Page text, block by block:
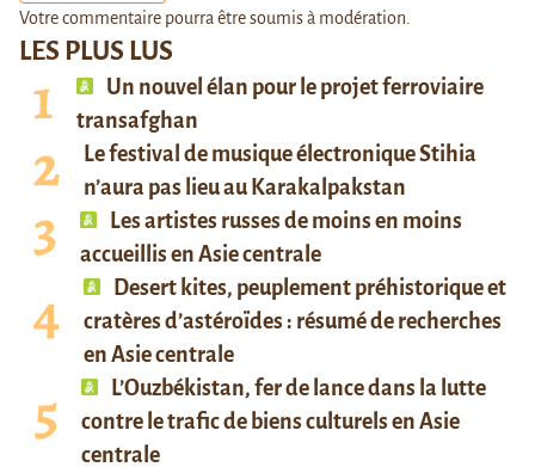
LES PLUS LUS
Un nouvel élan pour le projet ferroviaire
transafghan
Le festival de musique électronique Stihia
n’aura pas lieu au Karakalpakstan
Les artistes russes de moins en moins
accueillis en Asie centrale
Desert kites, peuplement préhistorique et
cratères d’astéroïdes : résumé de recherches
en Asie centrale
L’Ouzbékistan, fer de lance dans la lutte
contre le trafic de biens culturels en Asie
centrale
Votre commentaire pourra être soumis à modération.